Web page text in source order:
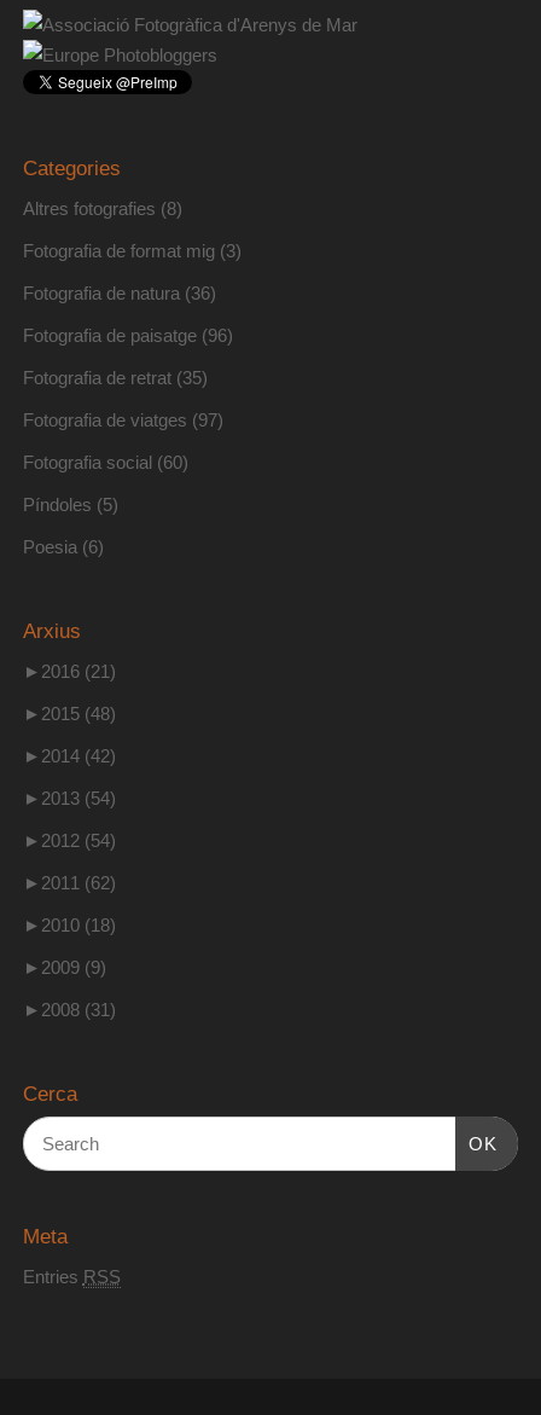
Categories
Altres fotografies (8)
Fotografia de format mig (3)
Fotografia de natura (36)
Fotografia de paisatge(96)
Fotografia de retrat(35)
Fotografia de viatges (97)
Fotografia social (60)
Píndoles (5)
Poesia (6)
Arxius
► 2016 (21)
► 2015 (48)
► 2014 (42)
► 2013 (54)
► 2012 (54)
► 2011 (62)
► 2010 (18)
► 2009 (9)
► 2008 (31)
Cerca
OK
Meta
Entries RSS